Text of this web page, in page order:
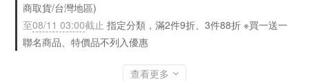
商取貨/台灣地區)
至08/11 03:00截止 指定分類，滿2件9折、3件88折 ※買一送一
聯名商品、特價品不列入優惠
查看更多